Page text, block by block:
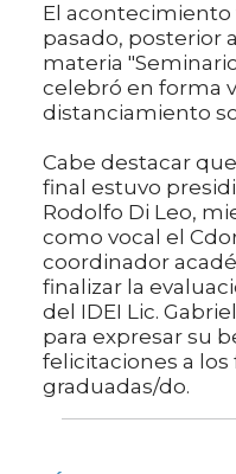
El
pasado, posterior
materia
celebró en forma
distanciamiento
Cabe destacar
final estuvo
Rodolfo Di Leo,
como vocal el
coordinador
finalizar la
del IDEI Lic.
para expresar su
felicitaciones a
graduadas/do.